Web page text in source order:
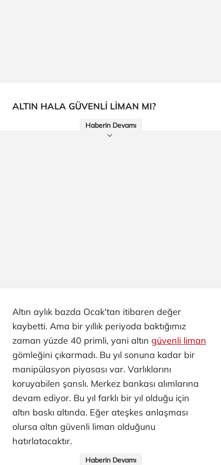
ALTIN HALA GÜVENLİ LİMAN MI?
Haberin Devamı
Altın aylık bazda Ocak'tan itibaren değer
kaybetti. Ama bir yıllık periyoda baktığımız
zaman yüzde 40 primli, yani altın güvenli liman
gömleğini çıkarmadı. Bu yıl sonuna kadar bir
manipülasyon piyasası var. Varlıklarını
koruyabilen şanslı. Merkez bankası alımlarına
devam ediyor. Bu yıl farklı bir yıl olduğu için
altın baskı altında. Eğer ateşkes anlaşması
olursa altın güvenli liman olduğunu
hatırlatacaktır.
Haberin Devamı